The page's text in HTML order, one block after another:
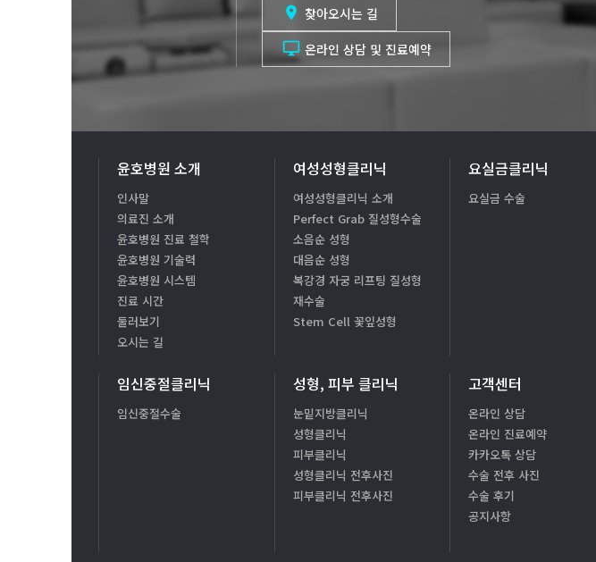
 찾아오시는 길
 온라인 상담 및 진료예약
윤호병원 소개
인사말
의료진 소개
윤호병원 진료 철학
윤호병원 기술력
윤호병원 시스템
진료 시간
둘러보기
오시는 길
여성성형클리닉
여성성형클리닉 소개
Perfect Grab 질성형수술
소음순 성형
대음순 성형
복강경 자궁 리프팅 질성형
재수술
Stem Cell 꽃잎성형
요실금클리닉
요실금 수술
임신중절클리닉
임신중절수술
성형, 피부 클리닉
눈밑지방클리닉
성형클리닉
피부클리닉
성형클리닉 전후사진
피부클리닉 전후사진
고객센터
온라인 상담
온라인 진료예약
카카오톡 상담
수술 전후 사진
수술 후기
공지사항